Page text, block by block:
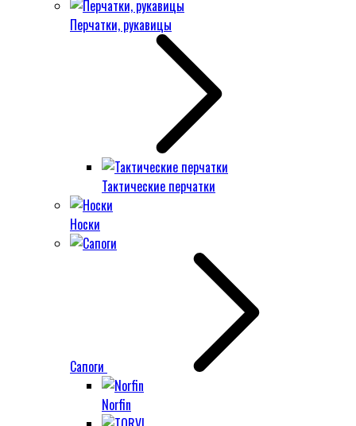
Перчатки, рукавицы
Тактические перчатки
Носки
Сапоги
Norfin